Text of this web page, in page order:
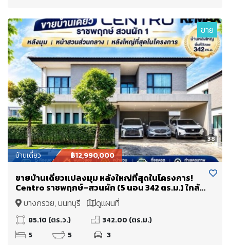
38
ขาย
บ้านเดี่ยว ฿12,990,000
ขายบ้านเดี่ยวแปลงมุม หลังใหญ่ที่สุดในโครงการ!
Centro ราชพฤกษ์–สวนผัก (5 นอน 342 ตร.ม.) ใกล้
ทางด่วนศรีรัช แค่ 5 นาที
บางกรวย, นนทบุรี ดูแผนที่
85.10 (ตร.ว.)
342.00 (ตร.ม.)
5
5 3